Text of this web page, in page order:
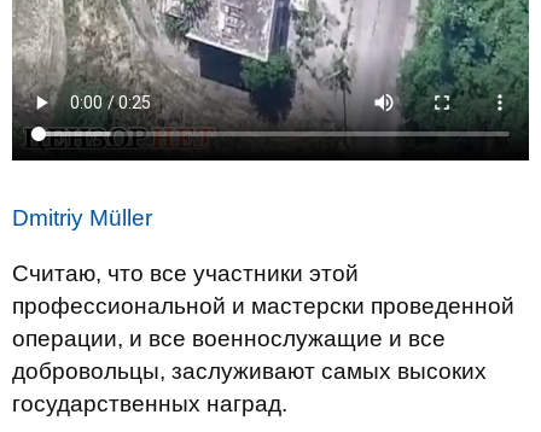
Dmitriy Müller
Считаю, что все участники этой
профессиональной и мастерски проведенной
операции, и все военнослужащие и все
добровольцы, заслуживают самых высоких
государственных наград.